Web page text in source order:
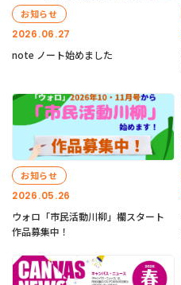
2026.06.27
お知らせ
note ノート始めました
2026.05.26
お知らせ
ウォロ「市民活動川柳」欄スタート
作品募集中！